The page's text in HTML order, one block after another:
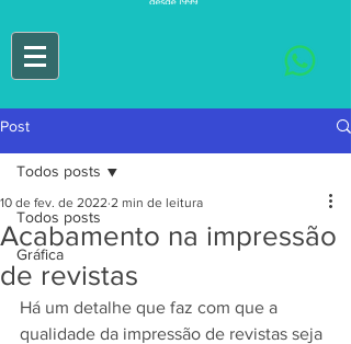
Post
Todos posts
Gráfica
Todos posts
Acabamento na impressão
de revistas
10 de fev. de 2022 2 min de leitura
Há um detalhe que faz com que a
qualidade da impressão de revistas seja